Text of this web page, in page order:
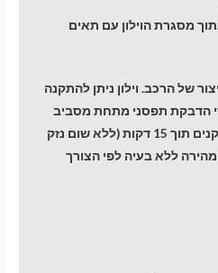
מסגרת הוילון עם תאים
של הרכב. וילון ניתן להתקנה
הדבקת תפסני מתחת מסביב
למסגרת החלון. וילונות מותקנים תוך 15 דקות (ללא שום נזק
ללא בעיה לפי הצורך